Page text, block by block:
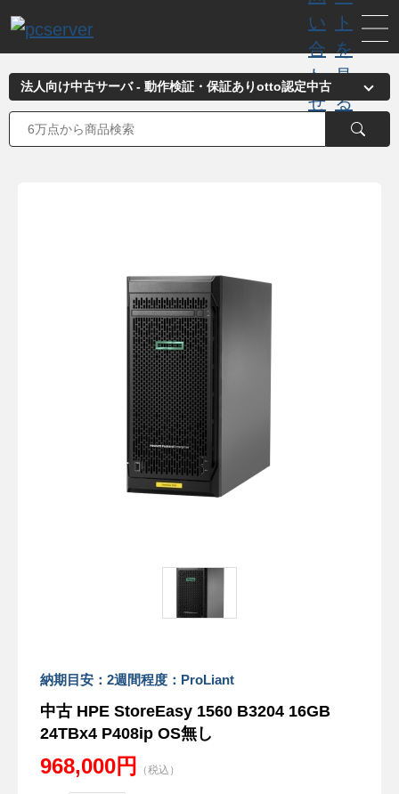
納期目安：2週間程度：ProLiant
中古 HPE StoreEasy 1560 B3204 16GB
24TBx4 P408ip OS無し
968,000円 （税込）